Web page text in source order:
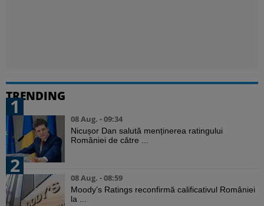
TRENDING
1
08 Aug. - 09:34
Nicușor Dan salută menținerea ratingului
României de către ...
2
08 Aug. - 08:59
Moody’s Ratings reconfirmă calificativul României
la ...